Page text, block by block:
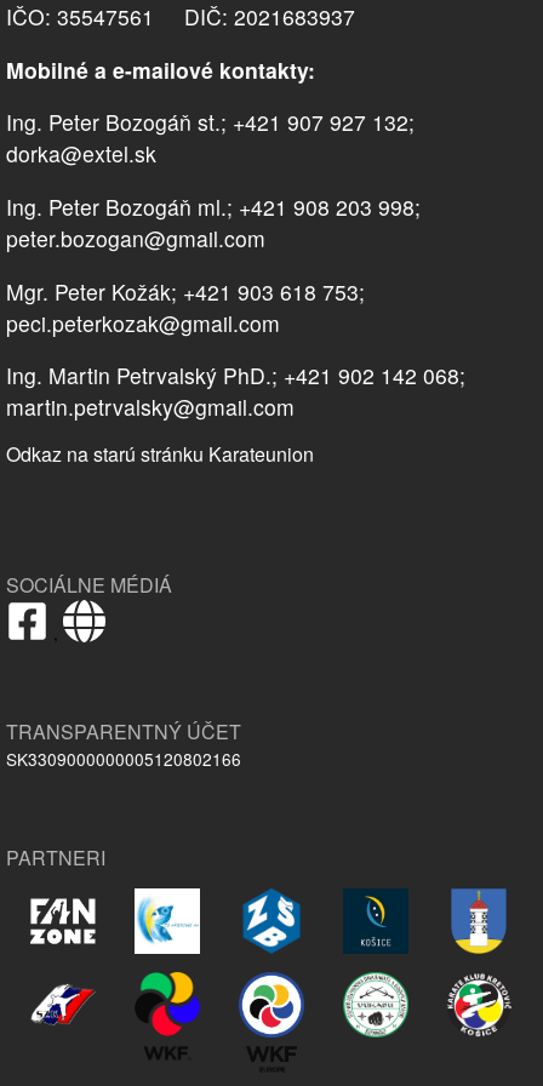
IČO: 35547561 DIČ: 2021683937
Mobilné a e-mailové kontakty:
Ing. Peter Bozogáň st.; +421 907 927 132;
dorka@extel.sk
Ing. Peter Bozogáň ml.; +421 908 203 998;
peter.bozogan@gmail.com
Mgr. Peter Kožák; +421 903 618 753;
peci.peterkozak@gmail.com
Ing. Martin Petrvalský PhD.; +421 902 142 068;
martin.petrvalsky@gmail.com
Odkaz na starú stránku Karateunion
SOCIÁLNE MÉDIÁ
,
TRANSPARENTNÝ ÚČET
SK3309000000005120802166
PARTNERI